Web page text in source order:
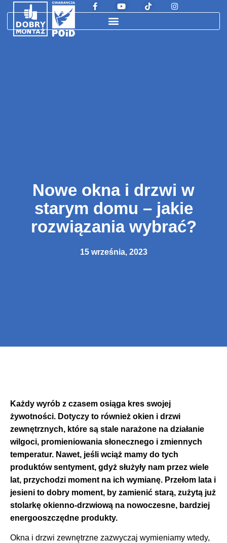
Nowe okna i drzwi w
starym domu – jakie
rozwiązania wybrać?
15 września, 2023
Każdy wyrób z czasem osiąga kres swojej
żywotności. Dotyczy to również okien i drzwi
zewnętrznych, które są stale narażone na działanie
wilgoci, promieniowania słonecznego i zmiennych
temperatur. Nawet, jeśli wciąż mamy do tych
produktów sentyment, gdyż służyły nam przez wiele
lat, przychodzi moment na ich wymianę. Przełom lata i
jesieni to dobry moment, by zamienić starą, zużytą już
stolarkę okienno-drzwiową na nowoczesne, bardziej
energooszczędne produkty.
Okna i drzwi zewnętrzne zazwyczaj wymieniamy wtedy,